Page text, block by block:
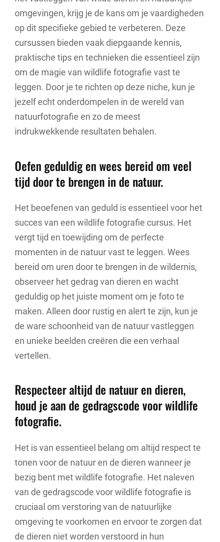
omgevingen, krijg je de kans om je vaardigheden
op dit specifieke gebied te verbeteren. Deze
cursussen bieden vaak diepgaande kennis,
praktische tips en technieken die essentieel zijn
om de magie van wildlife fotografie vast te
leggen. Door je te richten op deze niche, kun je
jezelf echt onderdompelen in de wereld van
natuurfotografie en zo de meest
indrukwekkende resultaten behalen.
Oefen geduldig en wees bereid om veel
tijd door te brengen in de natuur.
Het beoefenen van geduld is essentieel voor het
succes van een wildlife fotografie cursus. Het
vergt tijd en toewijding om de perfecte
momenten in de natuur vast te leggen. Wees
bereid om uren door te brengen in de wildernis,
observeer het gedrag van dieren en wacht
geduldig op het juiste moment om je foto te
maken. Alleen door rustig en alert te zijn, kun je
de ware schoonheid van de natuur vastleggen
en unieke beelden creëren die een verhaal
vertellen.
Respecteer altijd de natuur en dieren,
houd je aan de gedragscode voor wildlife
fotografie.
Het is van essentieel belang om altijd respect te
tonen voor de natuur en de dieren wanneer je
bezig bent met wildlife fotografie. Het naleven
van de gedragscode voor wildlife fotografie is
cruciaal om verstoring van de natuurlijke
omgeving te voorkomen en ervoor te zorgen dat
de dieren niet worden verstoord in hun